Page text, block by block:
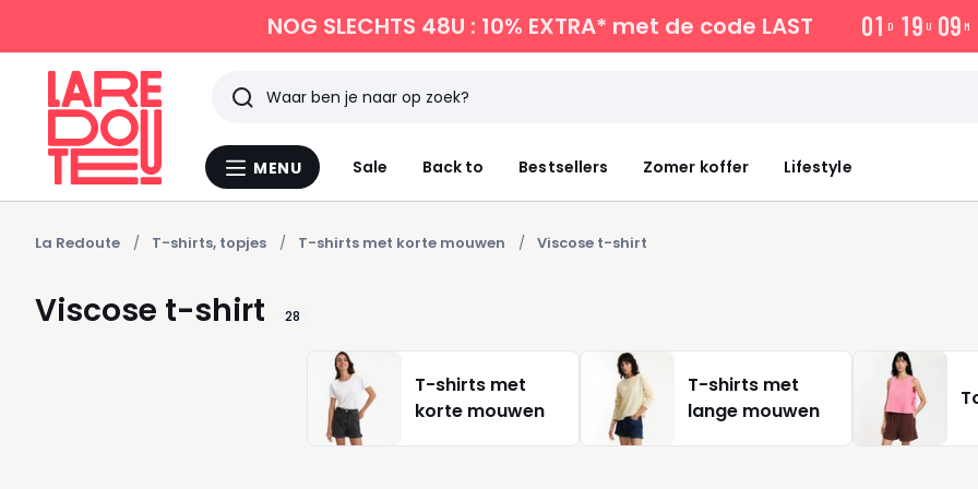
NOG SLECHTS 48U : 10% EXTRA* met de code LAST 01 D 19 U 09 M
Menu
MENU Sale Back to Bestsellers Zomer koffer Lifestyle
Zoeken
Laatst
bekeken
La Redoute T-shirts, topjes T-shirts met korte mouwen Viscose t-shirt
Viscose t-shirt 28
T-shirts met
korte mouwen
T-shirts met
lange mouwen